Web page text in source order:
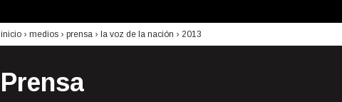
inicio › medios › prensa › la voz de la nación › 2013
Prensa